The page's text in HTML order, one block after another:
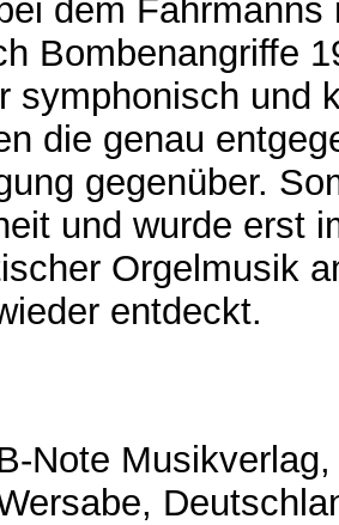
dem
Bombenangriffe
symphonisch und
die genau
gegenüber.
und wurde erst
Orgelmusik
entdeckt.
Note